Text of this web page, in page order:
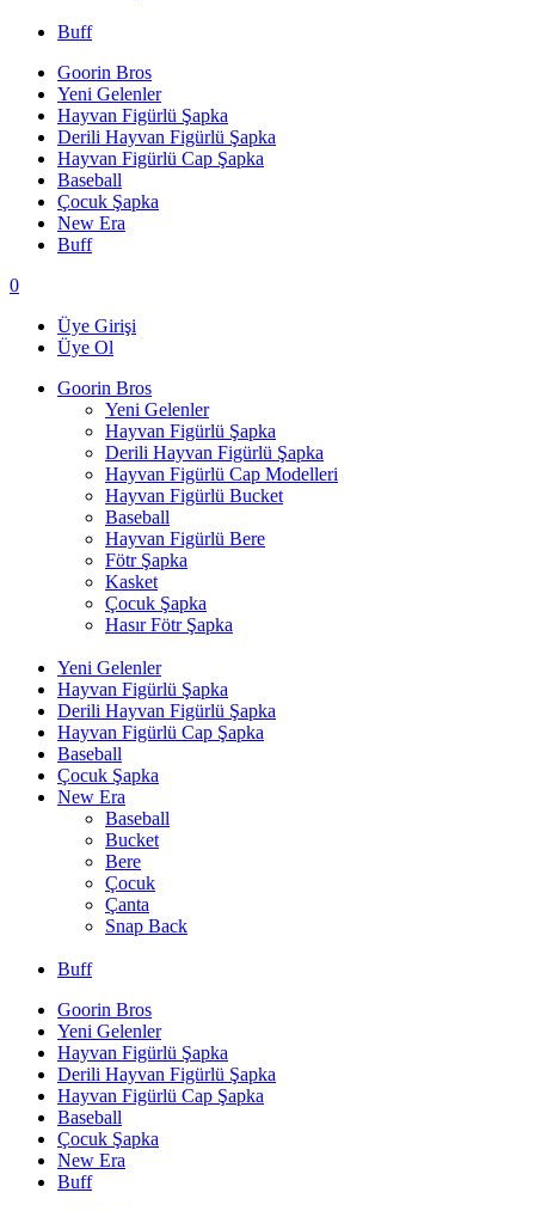
Buff
Goorin Bros
Yeni Gelenler
Hayvan Figürlü Şapka
Derili Hayvan Figürlü Şapka
Hayvan Figürlü Cap Şapka
Baseball
Çocuk Şapka
New Era
Buff
0
Üye Girişi
Üye Ol
Goorin Bros
Yeni Gelenler
Hayvan Figürlü Şapka
Derili Hayvan Figürlü Şapka
Hayvan Figürlü Cap Modelleri
Hayvan Figürlü Bucket
Baseball
Hayvan Figürlü Bere
Fötr Şapka
Kasket
Çocuk Şapka
Hasır Fötr Şapka
Yeni Gelenler
Hayvan Figürlü Şapka
Derili Hayvan Figürlü Şapka
Hayvan Figürlü Cap Şapka
Baseball
Çocuk Şapka
New Era
Baseball
Bucket
Bere
Çocuk
Çanta
Snap Back
Buff
Goorin Bros
Yeni Gelenler
Hayvan Figürlü Şapka
Derili Hayvan Figürlü Şapka
Hayvan Figürlü Cap Şapka
Baseball
Çocuk Şapka
New Era
Buff